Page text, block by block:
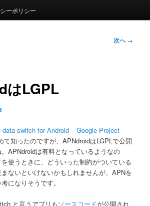
ーポリシー
次へ→
はLGPL
data switch for Android – Google Project
て知ったのですが、APNdroidはLGPLで公開
APNdroidは有料となっているようなの
使うときに、どういった制約がついている
ないといけないかもしれませんが、APNを
になりそうです。
と言うアプリも ソースコードが公開され